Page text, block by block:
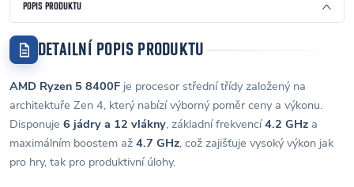
POPIS PRODUKTU
DETAILNÍ POPIS PRODUKTU
AMD Ryzen 5 8400F je procesor střední třídy založený na
architektuře Zen 4, který nabízí výborný poměr ceny a výkonu.
Disponuje 6 jádry a 12 vlákny, základní frekvencí4.2 GHz a
maximálním boostem až 4.7 GHz, což zajišťuje vysoký výkon jak
pro hry, tak pro produktivní úlohy.